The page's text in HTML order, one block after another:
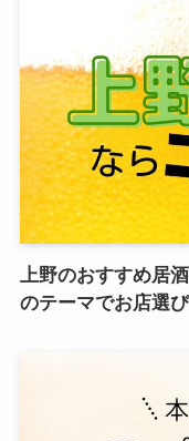
上野のおすすめ居
のテーマでお店選び